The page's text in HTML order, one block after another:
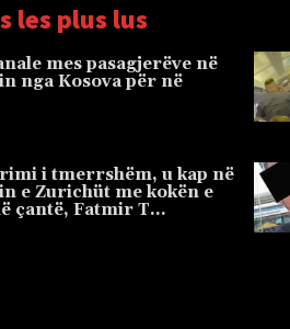
les plus lus
mes pasagjerëve në
nga Kosova për në
i tmerrshëm, u kap në
e Zurichüt me kokën e
çantë, Fatmir T…